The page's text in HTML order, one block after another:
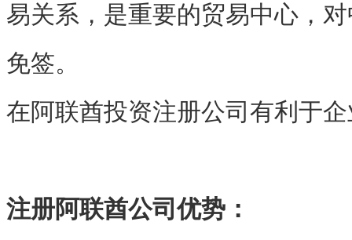
易关系，是重要的贸易中心，
免签。
在阿联酋投资注册公司有利于
注册阿联酋公司优势：